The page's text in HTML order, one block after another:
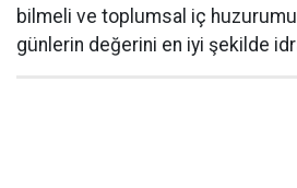
bilmeli ve toplumsal iç
günlerin değerini en iyi şekilde